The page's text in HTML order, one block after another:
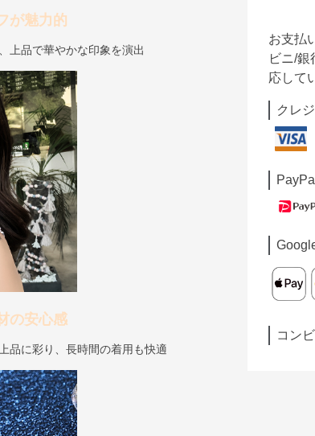
が魅力的
上品で華やかな印象を演出
の安心感
品に彩り、長時間の着用も快適
お支払
ビニ/
応して
クレ
コン